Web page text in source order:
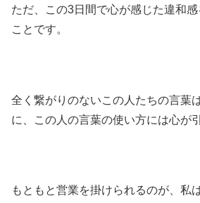
ただ、この3日間で心が感じた違和
ことです。
全く繋がりのないこの人たちの言葉
に、この人の言葉の使い方には心が
もともと営業を掛けられるのが、私